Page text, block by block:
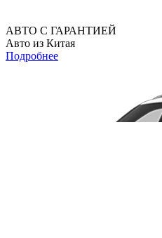
АВТО С ГАРАНТИЕЙ
Авто из Китая
Подробнее